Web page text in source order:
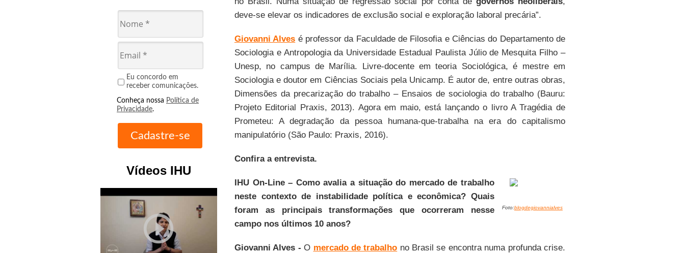
Eu concordo em
receber comunicações.
Conheça nossa Política de
Privacidade.
Vídeos IHU
play_circle_outline
deve-se elevar os indicadores de exclusão social e exploração laboral precária”.
Giovanni Alves é professor da Faculdade de Filosofia e Ciências do Departamento de
Sociologia e Antropologia da Universidade Estadual Paulista Júlio de Mesquita Filho –
Unesp, no campus de Marília. Livre-docente em teoria Sociológica, é mestre em
Sociologia e doutor em Ciências Sociais pela Unicamp. É autor de, entre outras obras,
Dimensões da precarização do trabalho – Ensaios de sociologia do trabalho (Bauru:
Projeto Editorial Praxis, 2013). Agora em maio, está lançando o livro A Tragédia de
Prometeu: A degradação da pessoa humana-que-trabalha na era do capitalismo
manipulatório (São Paulo: Praxis, 2016).
Confira a entrevista.
Foto:blogdegiovannialves
IHU On-Line – Como avalia a situação do mercado de trabalho
neste contexto de instabilidade política e econômica? Quais
foram as principais transformações que ocorreram nesse
campo nos últimos 10 anos?
Giovanni Alves - O mercado de trabalho no Brasil se encontra numa profunda crise.